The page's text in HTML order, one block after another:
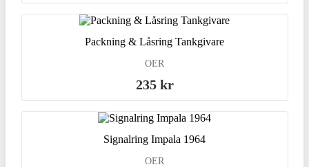
Packning & Låsring Tankgivare
OER
235 kr
Signalring Impala 1964
OER